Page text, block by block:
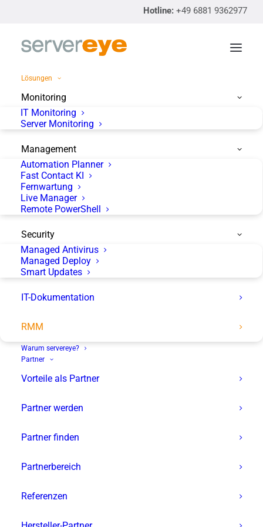
Hotline: +49 6881 9362977
Lösungen
Monitoring
IT Monitoring
Server Monitoring
Management
Automation Planner
Fast Contact KI
Fernwartung
Live Manager
Remote PowerShell
Security
Managed Antivirus
Managed Deploy
Smart Updates
IT-Dokumentation
RMM
Warum servereye?
Partner
Vorteile als Partner
Partner werden
Partner finden
Partnerbereich
Referenzen
Remote Monitoring &
Management (RMM)
servereye RMM bietet erstklassige,
benutzerfreundliche Tools zur effizienten
Dienstleistungen. Profitieren Sie von einer
leistungsstarken Software, die Ihren IT-
Arbeitsalltag erheblich vereinfacht und
automatisiert.
Kostenfrei testen
Was leistet unser Remote Monitoring &